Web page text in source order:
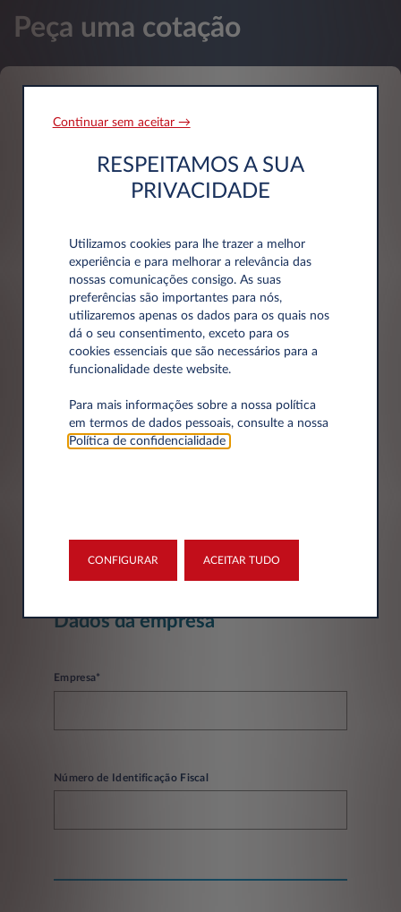
Peça uma cotação
Dados pessoais
Apelido*
Dados da empresa
Empresa*
Número de Identificação Fiscal
Continuar sem aceitar →
RESPEITAMOS A SUA
PRIVACIDADE
Utilizamos cookies para lhe trazer a melhor
experiência e para melhorar a relevância das
nossas comunicações consigo. As suas
preferências são importantes para nós,
utilizaremos apenas os dados para os quais nos
dá o seu consentimento, exceto para os
cookies essenciais que são necessários para a
funcionalidade deste website.
Para mais informações sobre a nossa política
em termos de dados pessoais, consulte a nossa
Política de confidencialidade
CONFIGURAR ACEITAR TUDO